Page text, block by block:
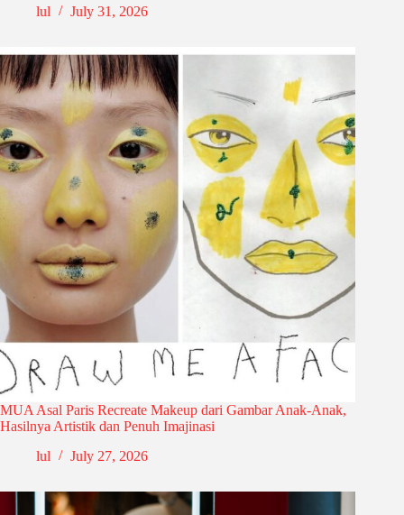
lul
July 31, 2026
MUA Asal Paris Recreate Makeup dari Gambar Anak-Anak,
Hasilnya Artistik dan Penuh Imajinasi
lul
July 27, 2026